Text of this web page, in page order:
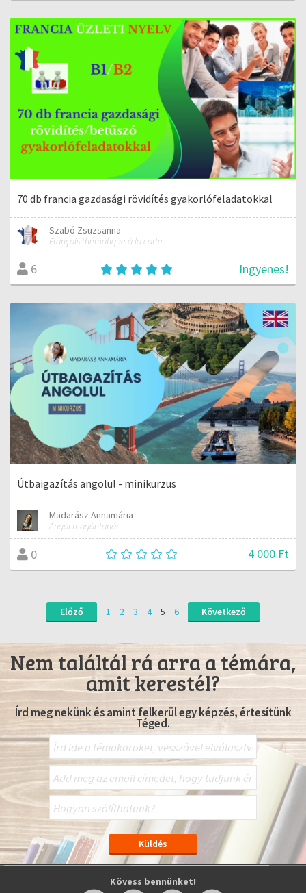
70 db francia gazdasági rövidítés gyakorlófeladatokkal
Szabó Zsuzsanna
Français thématique à la carte
6 Ingyenes!
Útbaigazítás angolul - minikurzus
Madarász Annamária
Angol magántanár
0 4 000 Ft
Előző 1 2 3 4 5 6 Következő
Nem találtál rá arra a témára,
amit kerestél?
Írd meg nekünk és amint felkerül egy képzés, értesítünk
Téged.
Kövess bennünket!